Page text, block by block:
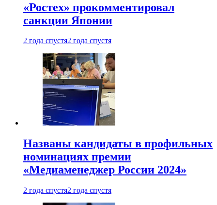
«Ростех» прокомментировал
санкции Японии
2 года спустя2 года спустя
Названы кандидаты в профильных
номинациях премии
«Медиаменеджер России 2024»
2 года спустя2 года спустя